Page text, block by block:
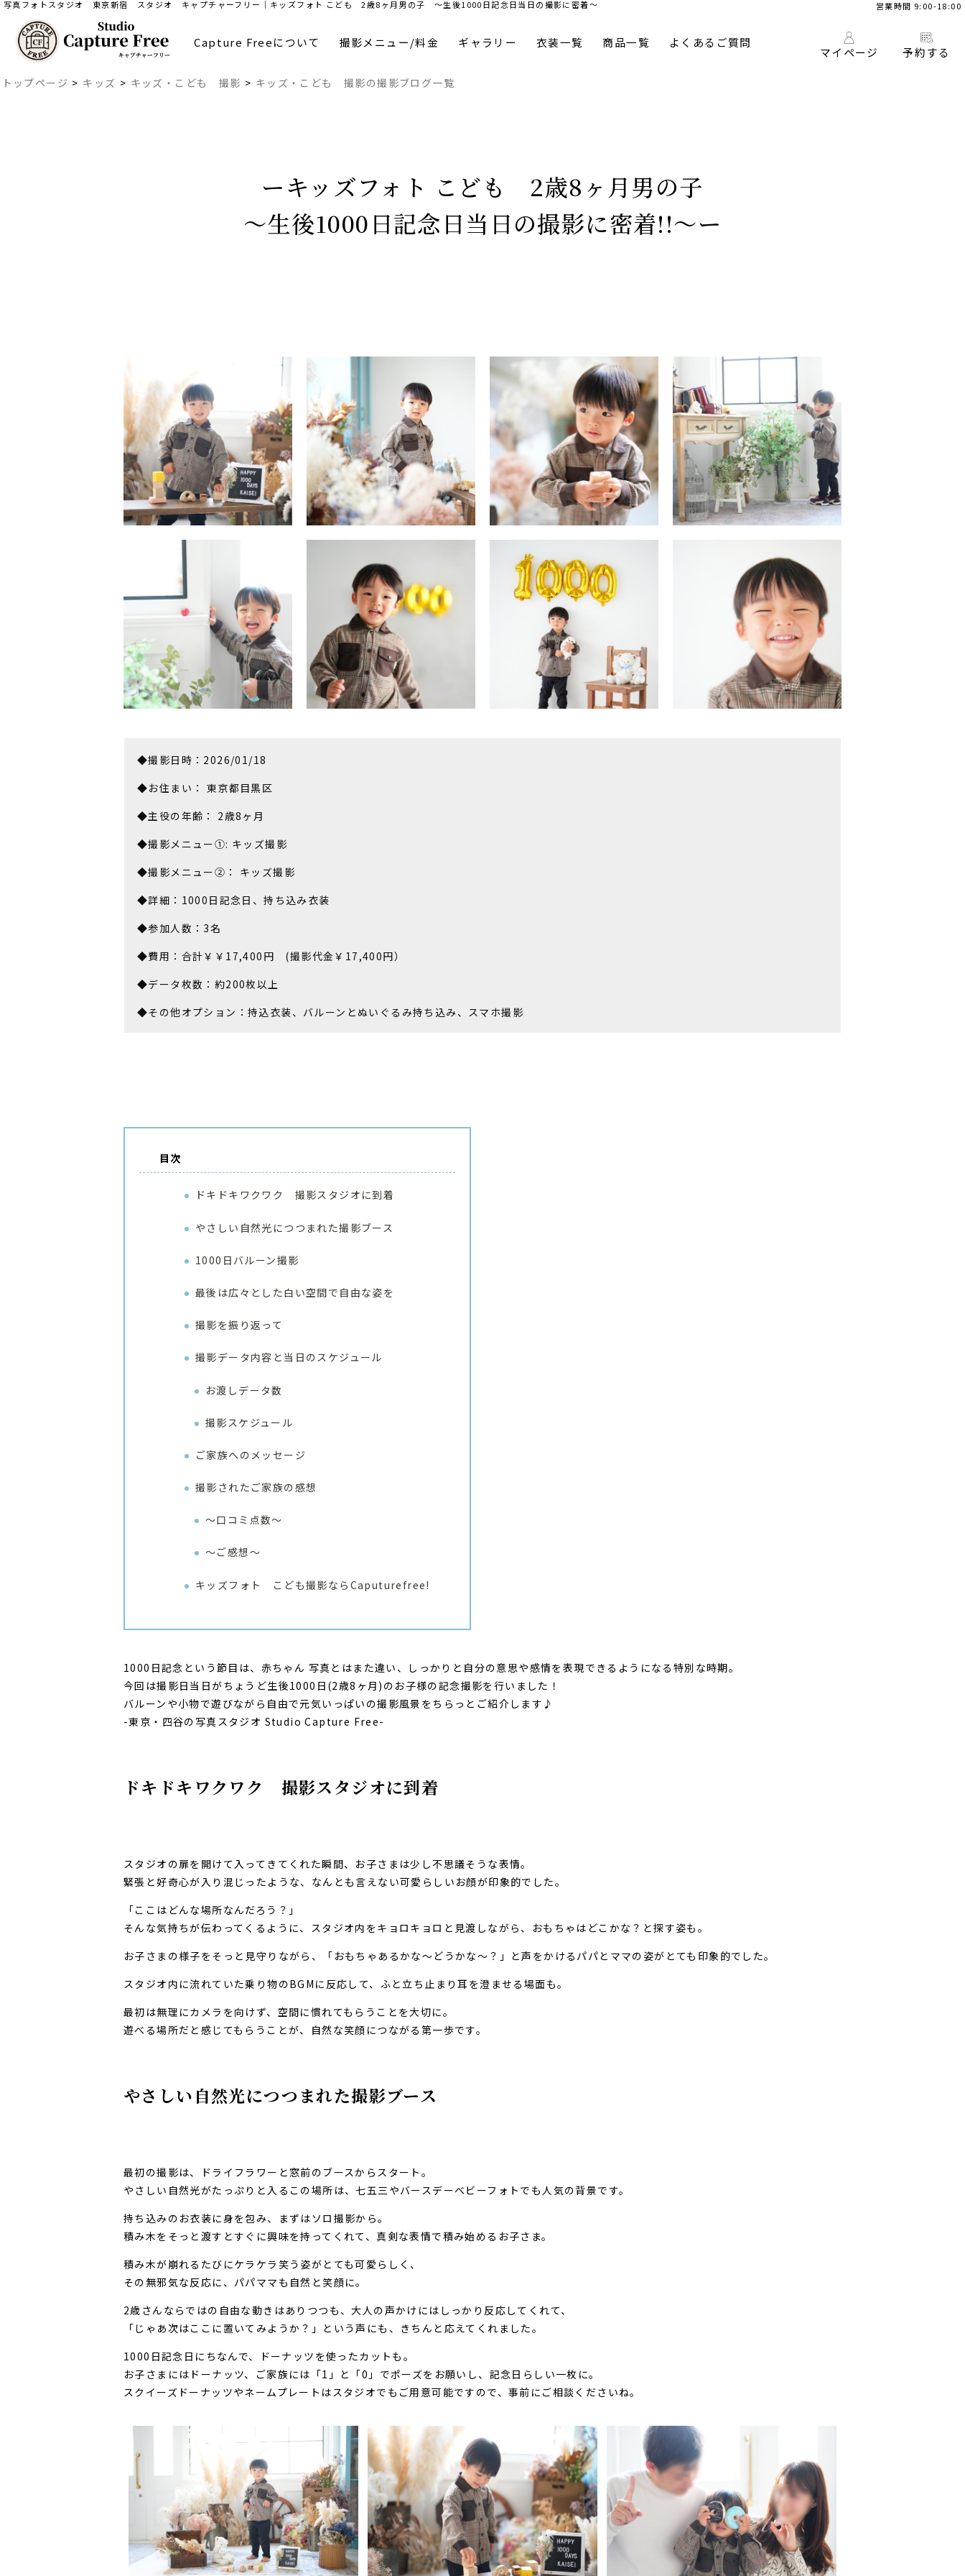
写真フォトスタジオ 東京新宿 スタジオ キャプチャーフリー｜キッズフォト こども 2歳8ヶ月男の子 〜生後1000日記念日当日の撮影に密着〜 営業時間 9:00-18:00
Capture Freeについて 撮影メニュー/料金 ギャラリー 衣装一覧 商品一覧 よくあるご質問
予約する
マイページ
トップページ > キッズ > キッズ・こども 撮影 > キッズ・こども 撮影の撮影ブログ一覧
ーキッズフォト こども 2歳8ヶ月男の子
〜生後1000日記念日当日の撮影に密着!!〜ー
◆撮影日時：2026/01/18
◆お住まい： 東京都目黒区
◆主役の年齢： 2歳8ヶ月
◆撮影メニュー①: キッズ撮影
◆撮影メニュー②： キッズ撮影
◆詳細：1000日記念日、持ち込み衣装
◆参加人数：3名
◆費用：合計￥￥17,400円 (撮影代金￥17,400円）
◆データ枚数：約200枚以上
◆その他オプション：持込衣装、バルーンとぬいぐるみ持ち込み、スマホ撮影
目次
ドキドキワクワク 撮影スタジオに到着
やさしい自然光につつまれた撮影ブース
1000日バルーン撮影
最後は広々とした白い空間で自由な姿を
撮影を振り返って
撮影データ内容と当日のスケジュール
お渡しデータ数
撮影スケジュール
ご家族へのメッセージ
撮影されたご家族の感想
〜口コミ点数〜
〜ご感想〜
キッズフォト こども撮影ならCaputurefree!
1000日記念という節目は、赤ちゃん 写真とはまた違い、しっかりと自分の意思や感情を表現できるようになる特別な時期。
今回は撮影日当日がちょうど生後1000日(2歳8ヶ月)のお子様の記念撮影を行いました！
バルーンや小物で遊びながら自由で元気いっぱいの撮影風景をちらっとご紹介します♪
-東京・四谷の写真スタジオ Studio Capture Free-
ドキドキワクワク 撮影スタジオに到着
スタジオの扉を開けて入ってきてくれた瞬間、お子さまは少し不思議そうな表情。
緊張と好奇心が入り混じったような、なんとも言えない可愛らしいお顔が印象的でした。
「ここはどんな場所なんだろう？」
そんな気持ちが伝わってくるように、スタジオ内をキョロキョロと見渡しながら、おもちゃはどこかな？と探す姿も。
お子さまの様子をそっと見守りながら、「おもちゃあるかな〜どうかな〜？」と声をかけるパパとママの姿がとても印象的でした。
スタジオ内に流れていた乗り物のBGMに反応して、ふと立ち止まり耳を澄ませる場面も。
最初は無理にカメラを向けず、空間に慣れてもらうことを大切に。
遊べる場所だと感じてもらうことが、自然な笑顔につながる第一歩です。
やさしい自然光につつまれた撮影ブース
最初の撮影は、ドライフラワーと窓前のブースからスタート。
やさしい自然光がたっぷりと入るこの場所は、七五三やバースデーベビーフォトでも人気の背景です。
持ち込みのお衣装に身を包み、まずはソロ撮影から。
積み木をそっと渡すとすぐに興味を持ってくれて、真剣な表情で積み始めるお子さま。
積み木が崩れるたびにケラケラ笑う姿がとても可愛らしく、
その無邪気な反応に、パパママも自然と笑顔に。
2歳さんならではの自由な動きはありつつも、大人の声かけにはしっかり反応してくれて、
「じゃあ次はここに置いてみようか？」という声にも、きちんと応えてくれました。
1000日記念日にちなんで、ドーナッツを使ったカットも。
お子さまにはドーナッツ、ご家族には「1」と「0」でポーズをお願いし、記念日らしい一枚に。
スクイーズドーナッツやネームプレートはスタジオでもご用意可能ですので、事前にご相談くださいね。